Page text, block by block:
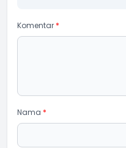
Komentar *
Nama *